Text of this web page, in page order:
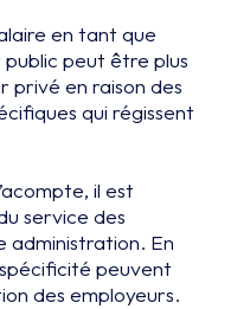
en tant que
peut être plus
privé en raison des
qui régissent
il est
service des
administration. En
peuvent
des employeurs.